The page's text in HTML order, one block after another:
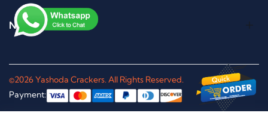
Newletter
©2026 Yashoda Crackers. All Rights Reserved.
Payment: